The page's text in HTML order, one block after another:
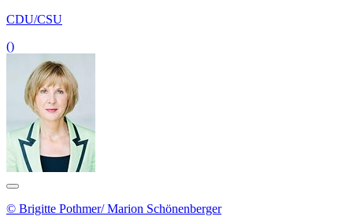
CDU/CSU
()
© Brigitte Pothmer/ Marion Schönenberger